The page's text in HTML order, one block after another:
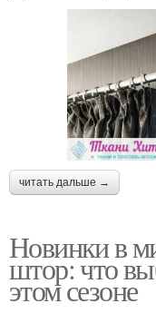
читать дальше →
Новинки в
штор: что
этом сезоне